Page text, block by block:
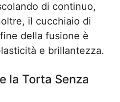
di continuo,
il cucchiaio di
della fusione è
e brillantezza.
la Torta Senza